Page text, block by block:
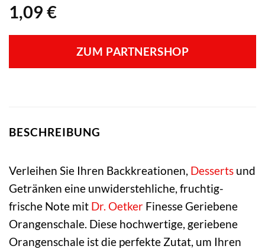
1,09 €
ZUM PARTNERSHOP
BESCHREIBUNG
Verleihen Sie Ihren Backkreationen, Desserts und
Getränken eine unwiderstehliche, fruchtig-
frische Note mit Dr. Oetker Finesse Geriebene
Orangenschale. Diese hochwertige, geriebene
Orangenschale ist die perfekte Zutat, um Ihren